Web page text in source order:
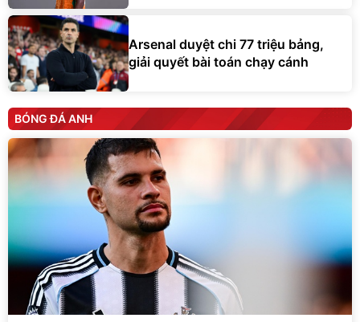
Arsenal duyệt chi 77 triệu bảng,
giải quyết bài toán chạy cánh
BÓNG ĐÁ ANH